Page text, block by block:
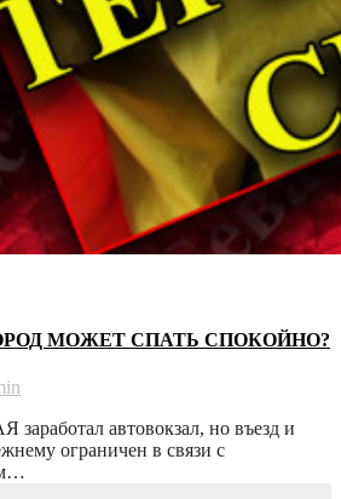
МОЖЕТ СПАТЬ СПОКОЙНО?
автовокзал, но въезд и
ограничен в связи с